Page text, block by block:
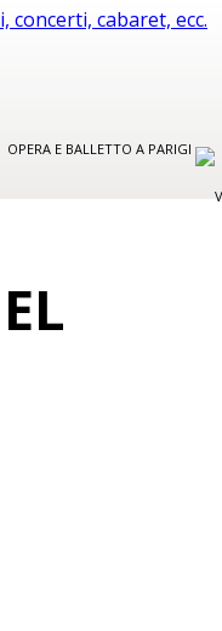
OPERA E BALLETTO A PARIGI